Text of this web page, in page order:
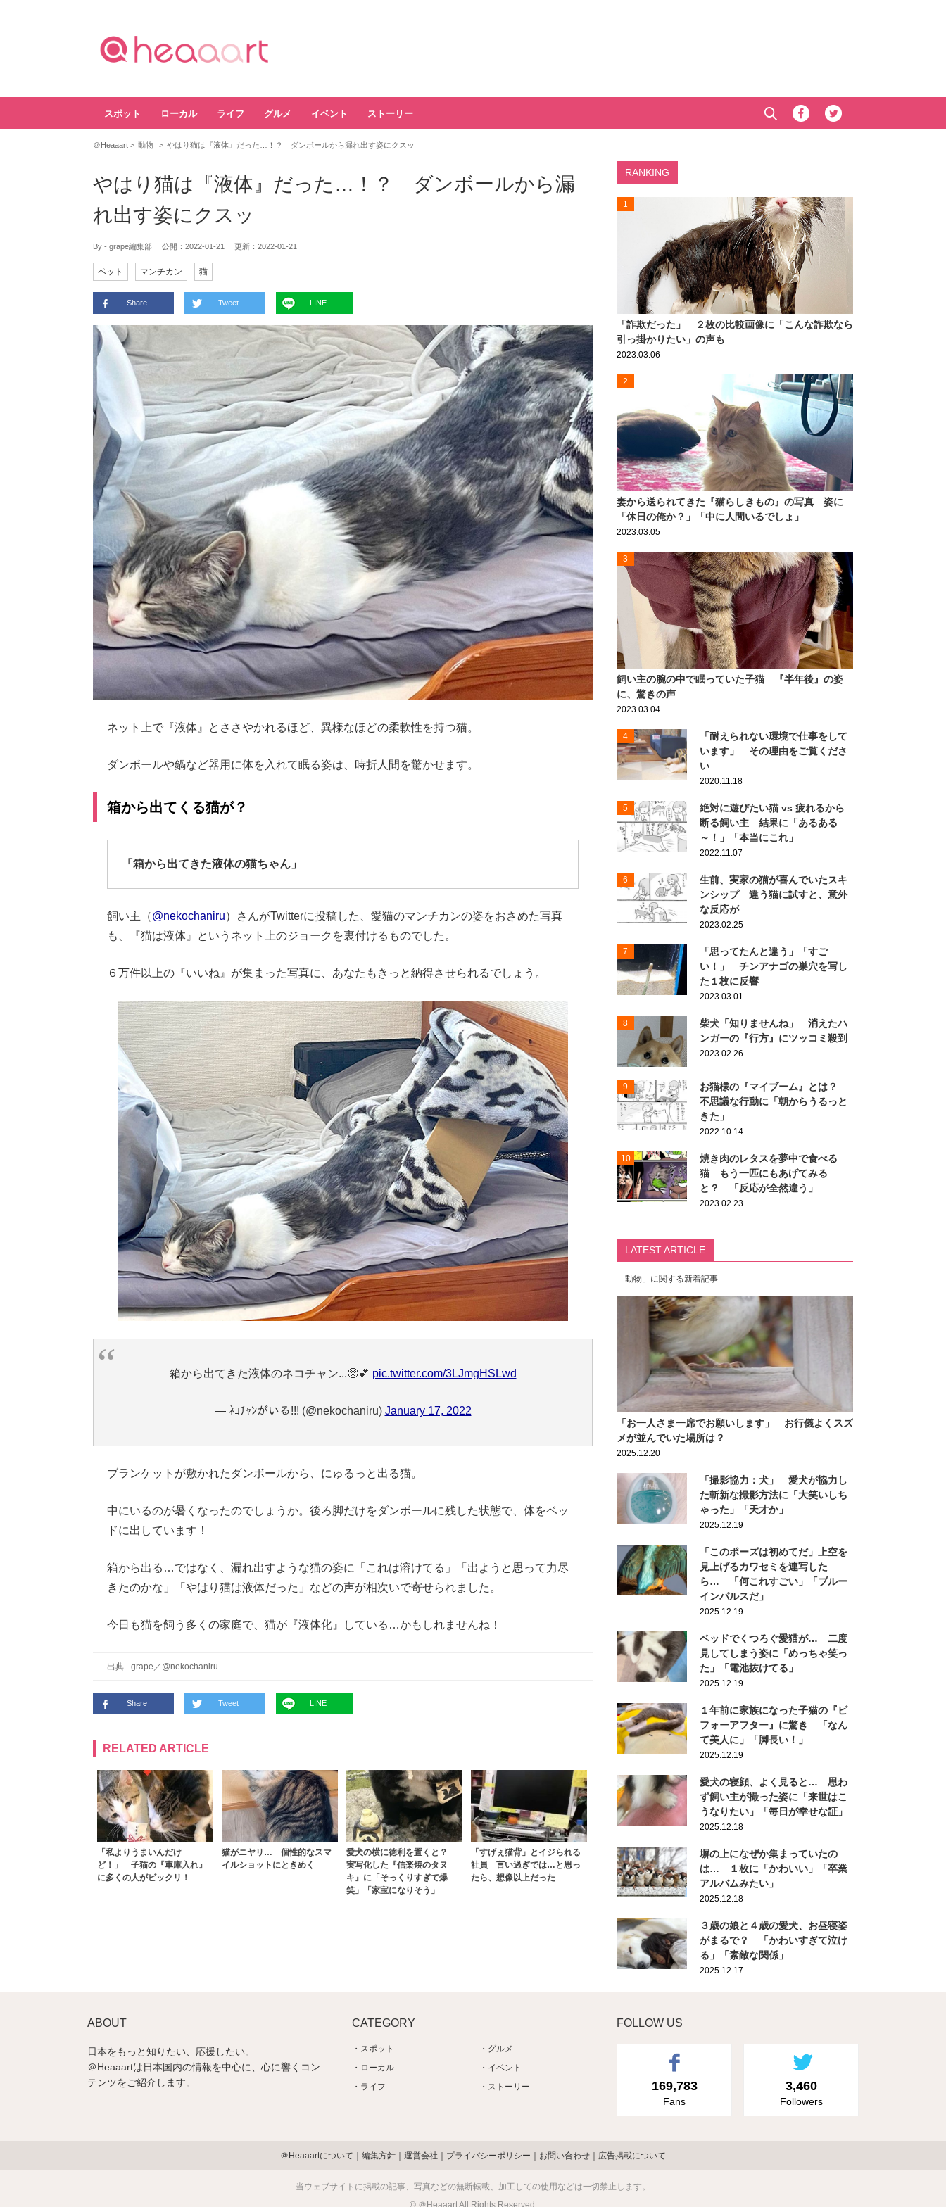
スポット ローカル ライフ グルメ イベント ストーリー
＠Heaaart 動物 やはり猫は『液体』だった…！？ ダンボールから漏れ出す姿にクスッ
やはり猫は『液体』だった…！？ ダンボールから漏
れ出す姿にクスッ
By - grape編集部 公開： 2022-01-21 更新： 2022-01-21
ペット マンチカン 猫
Share Tweet LINE
ネット上で『液体』とささやかれるほど、異様なほどの柔軟性を持つ猫。
ダンボールや鍋など器用に体を入れて眠る姿は、時折人間を驚かせます。
箱から出てくる猫が？
「箱から出てきた液体の猫ちゃん」
飼い主（@nekochaniru）さんがTwitterに投稿した、愛猫のマンチカンの姿をおさめた写真
も、『猫は液体』というネット上のジョークを裏付けるものでした。
６万件以上の『いいね』が集まった写真に、あなたもきっと納得させられるでしょう。
箱から出てきた液体のネコチャン...🥺💕 pic.twitter.com/3LJmgHSLwd
— ﾈｺﾁｬﾝがいる!!! (@nekochaniru) January 17, 2022
ブランケットが敷かれたダンボールから、にゅるっと出る猫。
中にいるのが暑くなったのでしょうか。後ろ脚だけをダンボールに残した状態で、体をベッ
ドに出しています！
箱から出る…ではなく、漏れ出すような猫の姿に「これは溶けてる」「出ようと思って力尽
きたのかな」「やはり猫は液体だった」などの声が相次いで寄せられました。
今日も猫を飼う多くの家庭で、猫が『液体化』している…かもしれませんね！
出典 grape ／ @nekochaniru
Share Tweet LINE
RELATED ARTICLE
「私よりうまいんだけ
ど！」 子猫の『車庫入れ』
に多くの人がビックリ！
猫がニヤリ… 個性的なスマ
イルショットにときめく
愛犬の横に徳利を置くと？
実写化した『信楽焼のタヌ
キ』に「そっくりすぎて爆
笑」「家宝になりそう」
「すげぇ猫背」とイジられる
社員 言い過ぎでは…と思っ
たら、想像以上だった
RANKING
1
「詐欺だった」 ２枚の比較画像に「こんな詐欺なら
引っ掛かりたい」の声も
2023.03.06
2
妻から送られてきた『猫らしきもの』の写真 姿に
「休日の俺か？」「中に人間いるでしょ」
2023.03.05
3
飼い主の腕の中で眠っていた子猫 『半年後』の姿
に、驚きの声
2023.03.04
4
「耐えられない環境で仕事をして
います」 その理由をご覧くださ
い
2020.11.18
5
絶対に遊びたい猫 vs 疲れるから
断る飼い主 結果に「あるある
～！」「本当にこれ」
2022.11.07
6
生前、実家の猫が喜んでいたスキ
ンシップ 違う猫に試すと、意外
な反応が
2023.02.25
7
「思ってたんと違う」「すご
い！」 チンアナゴの巣穴を写し
た１枚に反響
2023.03.01
8
柴犬「知りませんね」 消えたハ
ンガーの『行方』にツッコミ殺到
2023.02.26
9
お猫様の『マイブーム』とは？
不思議な行動に「朝からうるっと
きた」
2022.10.14
10
焼き肉のレタスを夢中で食べる
猫 もう一匹にもあげてみる
と？ 「反応が全然違う」
2023.02.23
LATEST ARTICLE
「動物」に関する新着記事
「お一人さま一席でお願いします」 お行儀よくスズ
メが並んでいた場所は？
2025.12.20
「撮影協力：犬」 愛犬が協力し
た斬新な撮影方法に「大笑いしち
ゃった」「天才か」
2025.12.19
「このポーズは初めてだ」上空を
見上げるカワセミを連写した
ら… 「何これすごい」「ブルー
インパルスだ」
2025.12.19
ベッドでくつろぐ愛猫が… 二度
見してしまう姿に「めっちゃ笑っ
た」「電池抜けてる」
2025.12.19
１年前に家族になった子猫の『ビ
フォーアフター』に驚き 「なん
て美人に」「脚長い！」
2025.12.19
愛犬の寝顔、よく見ると… 思わ
ず飼い主が撮った姿に「来世はこ
うなりたい」「毎日が幸せな証」
2025.12.18
塀の上になぜか集まっていたの
は… １枚に「かわいい」「卒業
アルバムみたい」
2025.12.18
３歳の娘と４歳の愛犬、お昼寝姿
がまるで？ 「かわいすぎて泣け
る」「素敵な関係」
2025.12.17
ABOUT
日本をもっと知りたい、応援したい。
＠Heaaartは日本国内の情報を中心に、心に響くコン
テンツをご紹介します。
CATEGORY
スポット
ローカル
ライフ
グルメ
イベント
ストーリー
FOLLOW US
169,783
Fans
3,460
Followers
＠Heaaartについて 編集方針 運営会社 プライバシーポリシー お問い合わせ 広告掲載について
当ウェブサイトに掲載の記事、写真などの無断転載、加工しての使用などは一切禁止します。
© ＠Heaaart All Rights Reserved.